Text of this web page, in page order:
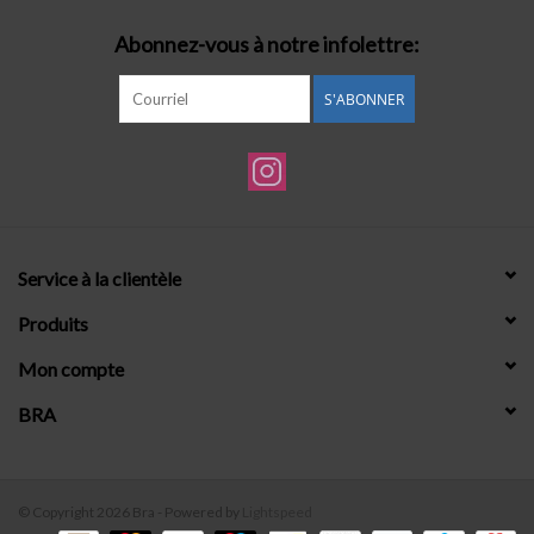
Abonnez-vous à notre infolettre:
S'ABONNER
Service à la clientèle
Produits
Mon compte
BRA
© Copyright 2026 Bra - Powered by